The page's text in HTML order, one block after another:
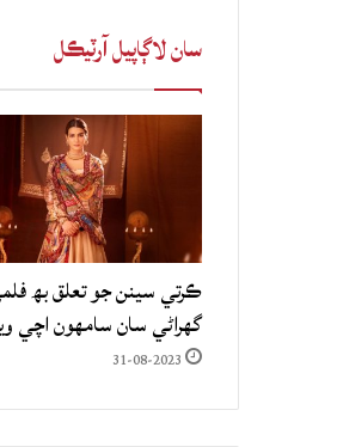
سان لاڳاپيل آرٽيڪل
ڪرتي سينن جو تعلق بھ
گهراڻي سان سامهون اچي
31-08-2023